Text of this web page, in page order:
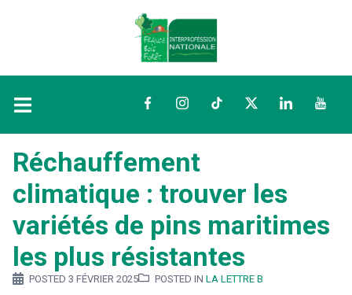
FacebookInstagramTikTokTwitterLinkedIn
Réchauffement
climatique : trouver les
variétés de pins maritimes
les plus résistantes
POSTED 3 FÉVRIER 2025 POSTED IN LA LETTRE B